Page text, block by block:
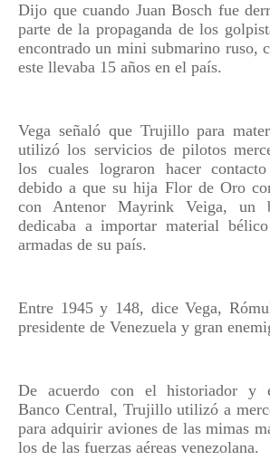
Dijo que cuando Juan Bosch fue
parte de la propaganda de los
encontrado un mini submarino ruso,
este llevaba 15 años en el país.
Vega señaló que Trujillo para
utilizó los servicios de pilotos
los cuales lograron hacer
debido a que su hija Flor de Oro
con Antenor Mayrink Veiga, un
dedicaba a importar material
armadas de su país.
Entre 1945 y 148, dice Vega,
presidente de Venezuela y gran
De acuerdo con el historiador y
Banco Central, Trujillo utilizó a
para adquirir aviones de las mimas
los de las fuerzas aéreas venezolana.